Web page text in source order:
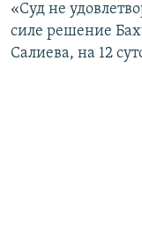
«Суд не
силе решение
Салиева, на 12